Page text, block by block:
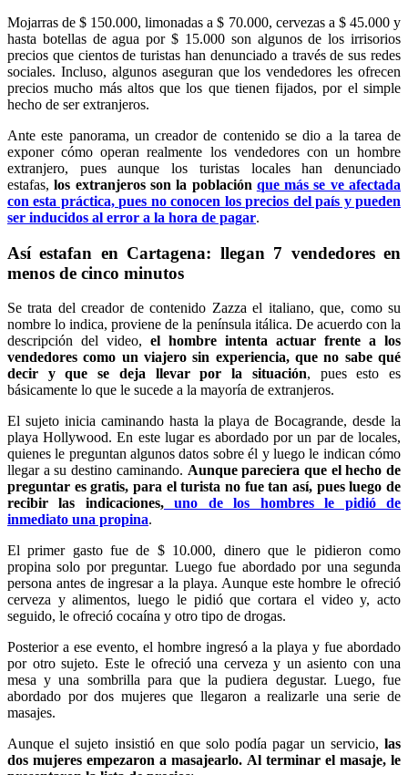
Mojarras de $ 150.000, limonadas a $ 70.000, cervezas a $ 45.000 y
hasta botellas de agua por $ 15.000 son algunos de los irrisorios
precios que cientos de turistas han denunciado a través de sus redes
sociales. Incluso, algunos aseguran que los vendedores les ofrecen
precios mucho más altos que los que tienen fijados, por el simple
hecho de ser extranjeros.
Ante este panorama, un creador de contenido se dio a la tarea de
exponer cómo operan realmente los vendedores con un hombre
extranjero, pues aunque los turistas locales han denunciado
estafas,los extranjeros son la población que más se ve afectada
con esta práctica, pues no conocen los precios del país y pueden
ser inducidos al error a la hora de pagar.
Así estafan en Cartagena: llegan 7 vendedores en
menos de cinco minutos
Se trata del creador de contenido Zazza el italiano, que, como su
nombre lo indica, proviene de la península itálica. De acuerdo con la
descripción del video, el hombre intenta actuar frente a los
vendedores como un viajero sin experiencia, que no sabe qué
decir y que se deja llevar por la situación, pues esto es
básicamente lo que le sucede a la mayoría de extranjeros.
El sujeto inicia caminando hasta la playa de Bocagrande, desde la
playa Hollywood. En este lugar es abordado por un par de locales,
quienes le preguntan algunos datos sobre él y luego le indican cómo
llegar a su destino caminando. Aunque pareciera que el hecho de
preguntar es gratis, para el turista no fue tan así, pues luego de
recibir las indicaciones,uno de los hombres le pidió de
inmediato una propina.
El primer gasto fue de $ 10.000, dinero que le pidieron como
propina solo por preguntar. Luego fue abordado por una segunda
persona antes de ingresar a la playa. Aunque este hombre le ofreció
cerveza y alimentos, luego le pidió que cortara el video y, acto
seguido, le ofreció cocaína y otro tipo de drogas.
Posterior a ese evento, el hombre ingresó a la playa y fue abordado
por otro sujeto. Este le ofreció una cerveza y un asiento con una
mesa y una sombrilla para que la pudiera degustar. Luego, fue
abordado por dos mujeres que llegaron a realizarle una serie de
masajes.
Aunque el sujeto insistió en que solo podía pagar un servicio, las
dos mujeres empezaron a masajearlo. Al terminar el masaje, le